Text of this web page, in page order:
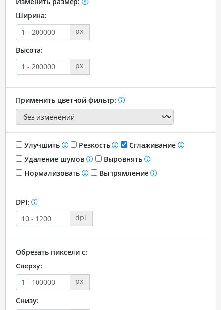
Ширина:
px
Высота:
px
Применить цветной фильтр:
Улучшить Резкость
Сглаживание
Удаление шумов
Выровнять
Нормализовать
Выпрямление
DPI:
dpi
Обрезать пиксели с:
Сверху:
px
Снизу: